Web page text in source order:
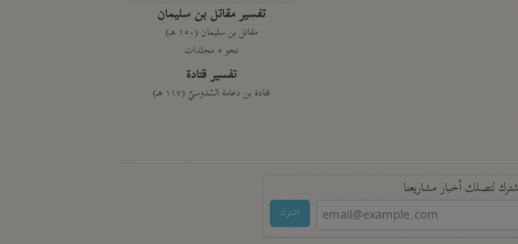
تفسير مقاتل بن سليمان
مقاتل بن سليمان (١٥٠ هـ)
نحو ٥ مجلدات
تفسير قتادة
قتادة بن دعامة السّدوسيّ (١١٧ هـ)
لتصلك أخبار مشاريعنا
اشترك